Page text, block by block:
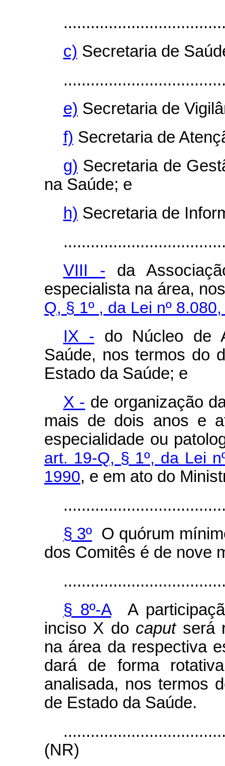
c) Secretaria de
e) Secretaria de
f) Secretaria de
g) Secretaria de
na Saúde; e
h) Secretaria de
VIII - da
especialista na área,
Q, § 1º , da Lei nº
IX - do Núcleo de
Saúde, nos termos do
Estado da Saúde; e
X - de organização
mais de dois anos e
especialidade ou
art. 19-Q, § 1º, da Lei
1990, e em ato do
§ 3º O quórum
dos Comitês é de nove
§ 8º-AA
inciso X do caputserá
na área da respectiva
dará de forma
analisada, nos termos
de Estado da Saúde.
(NR)